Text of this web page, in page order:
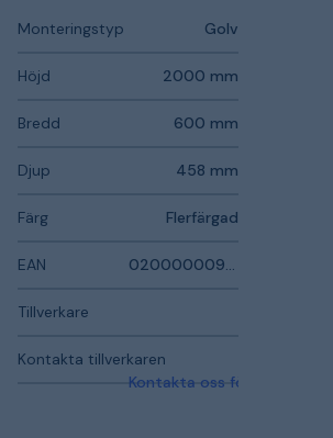
Monteringstyp Golv
Höjd 2000 mm
Bredd 600 mm
Djup 458 mm
Färg Flerfärgad
EAN
Tillverkare
Kontakta tillverkaren
Kontakta oss för mer